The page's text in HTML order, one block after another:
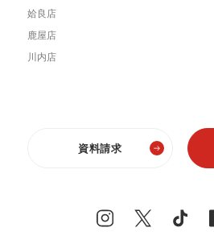
姶良店
鹿屋店
川内店
資料請求